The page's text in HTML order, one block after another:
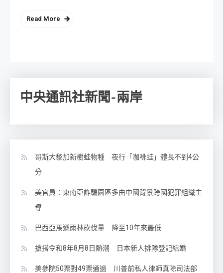
Read More
中央通訊社新聞-兩岸
哥斯大黎加新樹蛙物種 夜行「咖啡蛙」體長不到4公
分
美官員：東南亞詐騙園區多由中國背景跨國犯罪組織主
導
巴西亞馬遜雨林砍伐量 降至10年來最低
搶搭令和8年8月8日熱潮 日本新人排隊登記結婚
美參院50票對49票通過 川普前私人律師真除司法部